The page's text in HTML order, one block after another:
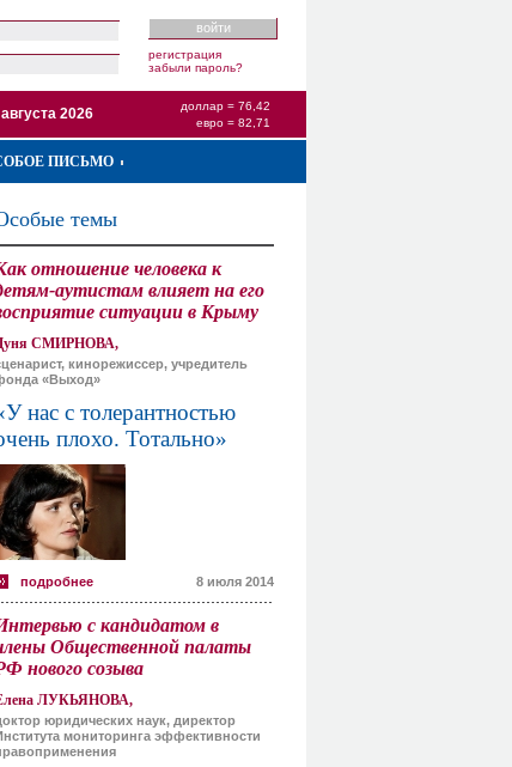
регистрация
забыли пароль?
доллар = 76,42
евро = 82,71
2026
ПИСЬМО
темы
отношение человека к
аутистам влияет на его
ситуации в Крыму
СМИРНОВА,
кинорежиссер, учредитель
«Выход»
нас с толерантностью
плохо. Тотально»
подробнее 8 июля 2014
с кандидатом в
Общественной палаты
нового созыва
ЛУКЬЯНОВА,
юридических наук, директор
мониторинга эффективности